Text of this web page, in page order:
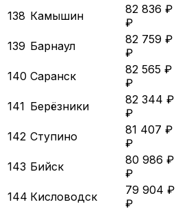
138 Камышин
82 836 ₽
₽
139 Барнаул
82 759 ₽
₽
140 Саранск
82 565 ₽
₽
141 Берёзники
82 344 ₽
₽
142 Ступино
81 407 ₽
₽
143 Бийск
80 986 ₽
₽
144 Кисловодск
79 904 ₽
₽